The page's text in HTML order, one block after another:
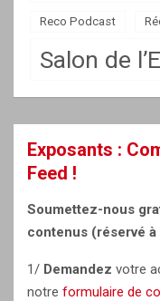
Reco Podcast
Salon de
Exposants :
Feed !
Soumettez-nous
contenus (réservé à
1/ Demandez votre
notre formulaire de